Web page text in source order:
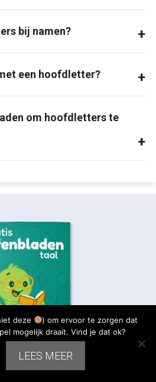
bij namen?
een hoofdletter?
om hoofdletters te
deze
) om ervoor te zorgen dat
mogelijk draait. Vind je dat ok?
LEES MEER